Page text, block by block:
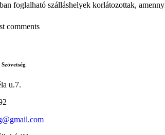
foglalható szálláshelyek korlátozottak,
comments
u.7.